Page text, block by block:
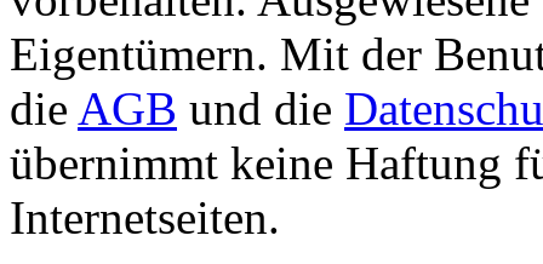
Eigentümern. Mit der
die AGB und die
übernimmt keine Haftung
Internetseiten.